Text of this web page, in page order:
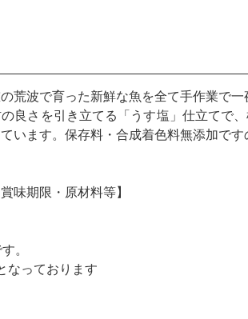
荒波で育った新鮮な魚を全て手作業で一
良さを引き立てる「うす塩」仕立てで
います。保存料・合成着色料無添加で
味期限・原材料等】
。
なっております